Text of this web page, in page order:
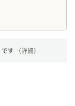
です （詳細）